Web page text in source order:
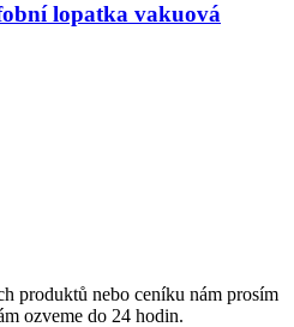
lopatka vakuová
produktů nebo ceníku nám prosím
ozveme do 24 hodin.